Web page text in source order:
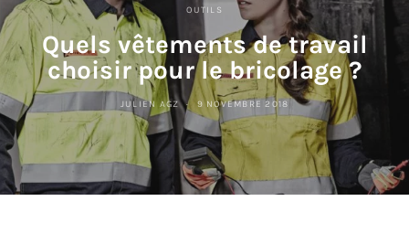
OUTILS
Quels vêtements de travail
choisir pour le bricolage ?
JULIEN AGZ 9 NOVEMBRE 2018